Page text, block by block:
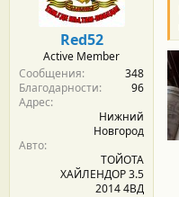
Red52
Active Member
Сообщения
348
Благодарности
96
Адрес
Нижний
Новгород
Авто
ТОЙОТА
ХАЙЛЕНДОР 3.5
2014 4ВД